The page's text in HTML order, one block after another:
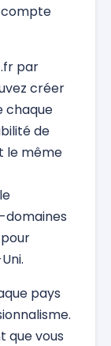
.fr par
créer
chaque
de
le même
pays
que vous